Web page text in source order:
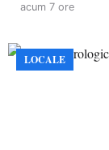
acum 7 ore
LOCALE